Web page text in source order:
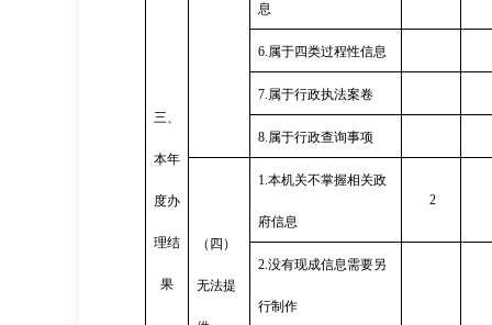
三、
本年
度办
理结
果
息
6.属于四类过程性信息
7.属于行政执法案卷
8.属于行政查询事项
（四）
无法提
1.本机关不掌握相关政
府信息
2
2.没有现成信息需要另
行制作